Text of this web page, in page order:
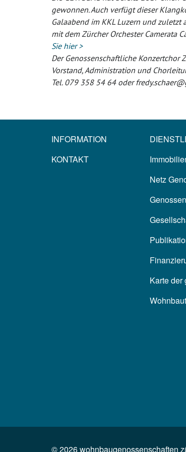
gewonnen. Auch verfügt dieser
Galaabend im KKL Luzern und
mit dem Zürcher Orchester Camerata
Sie hier >
Der Genossenschaftliche Konzertchor
Vorstand, Administration und
Tel. 079 358 54 64 oder
INFORMATION
KONTAKT
Netz
Karte der
©2026wohnbaugenossenschaften